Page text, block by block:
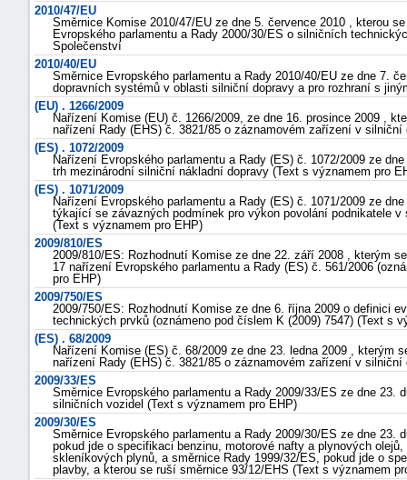
2010/47/EU
Směrnice Komise 2010/47/EU ze dne 5. července 2010 , kterou
Evropského parlamentu a Rady 2000/30/ES o silničních
Společenství
2010/40/EU
Směrnice Evropského parlamentu a Rady 2010/40/EU ze dne 7.
dopravních systémů v oblasti silniční dopravy a pro rozhraní s
(EU) . 1266/2009
Nařízení Komise (EU) č. 1266/2009, ze dne 16. prosince 2009 ,
nařízení Rady (EHS) č. 3821/85 o záznamovém zařízení v
(ES) . 1072/2009
Nařízení Evropského parlamentu a Rady (ES) č. 1072/2009 ze
trh mezinárodní silniční nákladní dopravy (Text s významem pro
(ES) . 1071/2009
Nařízení Evropského parlamentu a Rady (ES) č. 1071/2009 ze
týkající se závazných podmínek pro výkon povolání podnikatele
(Text s významem pro EHP)
2009/810/ES
2009/810/ES: Rozhodnutí Komise ze dne 22. září 2008 , kterým
17 nařízení Evropského parlamentu a Rady (ES) č. 561/2006
pro EHP)
2009/750/ES
2009/750/ES: Rozhodnutí Komise ze dne 6. října 2009 o definici
technických prvků (oznámeno pod číslem K (2009) 7547) (Text s
(ES) . 68/2009
Nařízení Komise (ES) č. 68/2009 ze dne 23. ledna 2009 , kterým
nařízení Rady (EHS) č. 3821/85 o záznamovém zařízení v
2009/33/ES
Směrnice Evropského parlamentu a Rady 2009/33/ES ze dne 23.
silničních vozidel (Text s významem pro EHP)
2009/30/ES
Směrnice Evropského parlamentu a Rady 2009/30/ES ze dne 23.
pokud jde o specifikaci benzinu, motorové nafty a plynových
skleníkových plynů, a směrnice Rady 1999/32/ES, pokud jde o
plavby, a kterou se ruší směrnice 93/12/EHS (Text s významem
-
náhrady
škod"